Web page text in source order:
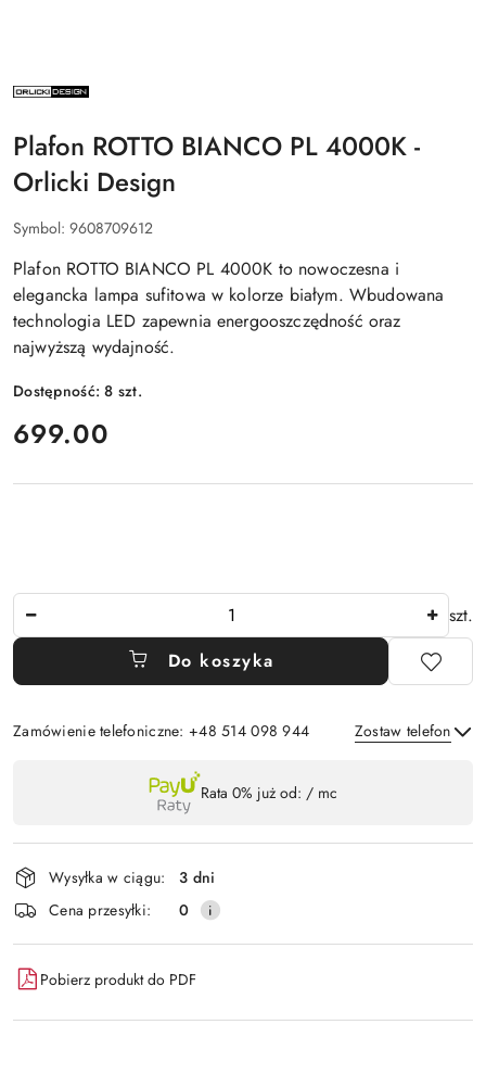
NAZWA
PRODUCENTA:
DESIGN
Plafon ROTTO BIANCO PL 4000K -
Orlicki Design
Symbol: 9608709612
Plafon ROTTO BIANCO PL 4000K to nowoczesna i
elegancka lampa sufitowa w kolorze białym. Wbudowana
technologia LED zapewnia energooszczędność oraz
najwyższą wydajność.
Dostępność:8 szt.
cena:
699.00
szt.
Do koszyka
Zamówienie telefoniczne: +48 514 098 944 Zostaw telefon
płatność
i
dostawa
Rata 0% już od: / mc
Wysyłka w ciągu:
3 dni
Cena przesyłki:
0
Pobierz produkt do PDF